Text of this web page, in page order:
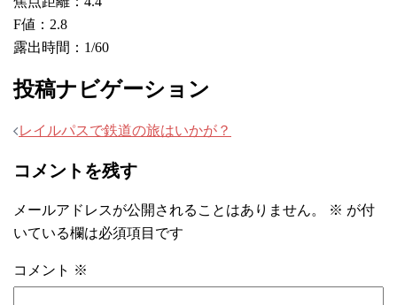
F値：2.8
露出時間：1/60
投稿ナビゲーション
レイルパスで鉄道の旅はいかが？
コメントを残す
メールアドレスが公開されることはありません。 ※ が付
いている欄は必須項目です
コメント ※